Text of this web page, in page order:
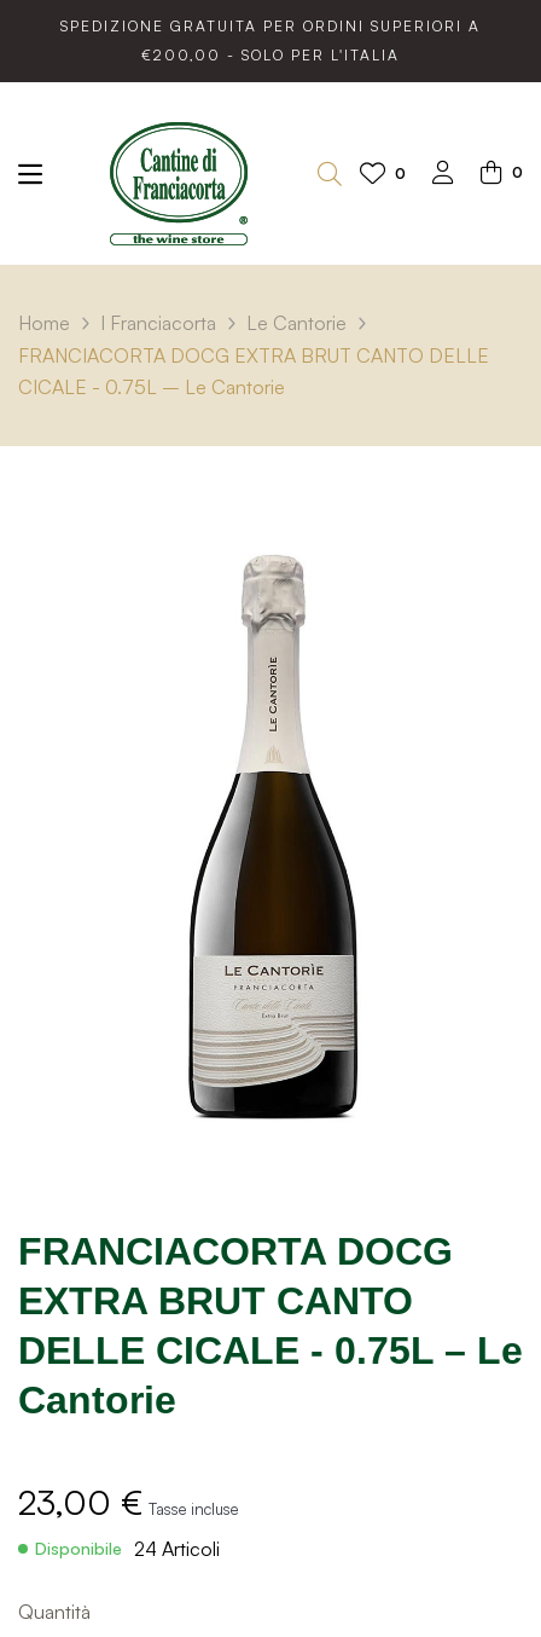
SPEDIZIONE GRATUITA PER ORDINI SUPERIORI A
€200,00 - SOLO PER L'ITALIA
0 0
Home I Franciacorta
Le Cantorie
FRANCIACORTA DOCG EXTRA BRUT CANTO DELLE
CICALE - 0.75L – Le Cantorie
FRANCIACORTA DOCG
EXTRA BRUT CANTO
DELLE CICALE - 0.75L – Le
Cantorie
23,00 € Tasse incluse
Disponibile 24 Articoli
Quantità